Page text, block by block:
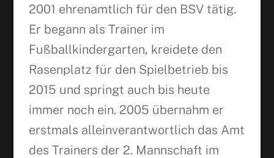
2001 ehrenamtlich für den BSV tätig.
Er begann als Trainer im
Fußballkindergarten, kreidete den
Rasenplatz für den Spielbetrieb bis
2015 und springt auch bis heute
immer noch ein. 2005 übernahm er
erstmals alleinverantwortlich das Amt
des Trainers der 2. Mannschaft im